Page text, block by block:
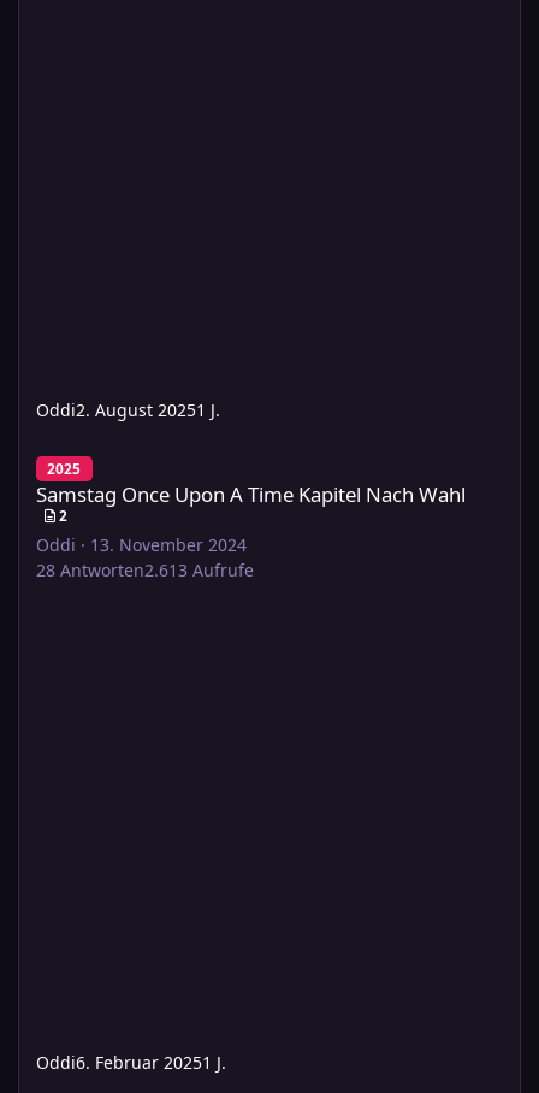
Oddi2. August 20251 J.
Samstag Once Upon A Time Kapitel Nach Wahl
2025
Samstag Once Upon A Time Kapitel Nach Wahl
2
Oddi · 13. November 2024
28 Antworten2.613 Aufrufe
Oddi6. Februar 20251 J.